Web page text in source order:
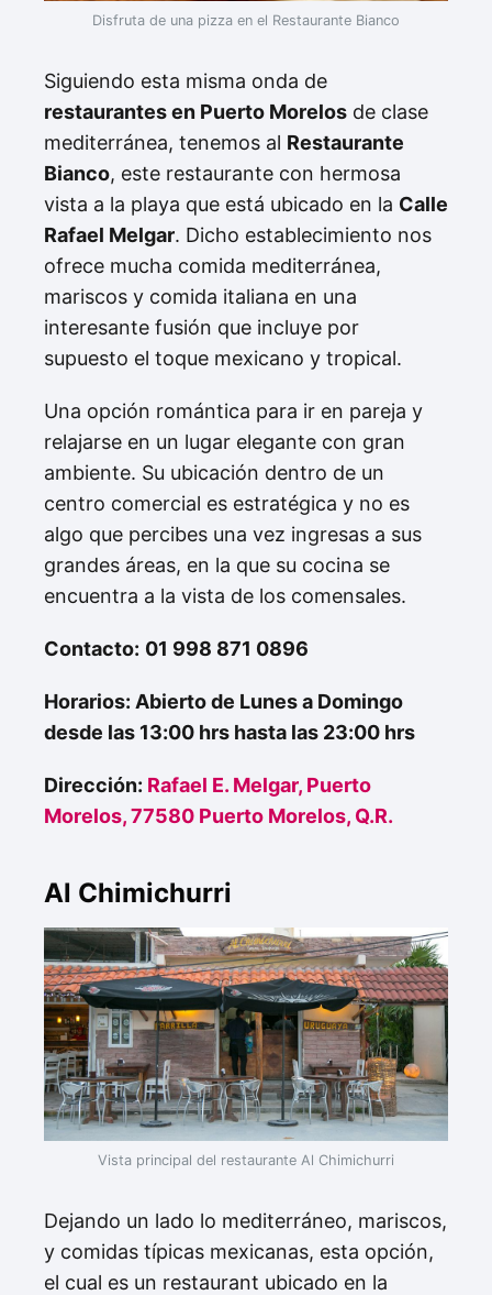
Disfruta de una pizza en el Restaurante Bianco
Siguiendo esta misma onda de
restaurantes en Puerto Morelos de clase
mediterránea, tenemos al Restaurante
Bianco, este restaurante con hermosa
vista a la playa que está ubicado en la Calle
Rafael Melgar. Dicho establecimiento nos
ofrece mucha comida mediterránea,
mariscos y comida italiana en una
interesante fusión que incluye por
supuesto el toque mexicano y tropical.
Una opción romántica para ir en pareja y
relajarse en un lugar elegante con gran
ambiente. Su ubicación dentro de un
centro comercial es estratégica y no es
algo que percibes una vez ingresas a sus
grandes áreas, en la que su cocina se
encuentra a la vista de los comensales.
Contacto: 01 998 871 0896
Horarios: Abierto de Lunes a Domingo
desde las 13:00 hrs hasta las 23:00 hrs
Dirección: Rafael E. Melgar, Puerto
Morelos, 77580 Puerto Morelos, Q.R.
Al Chimichurri
Vista principal del restaurante Al Chimichurri
Dejando un lado lo mediterráneo, mariscos,
y comidas típicas mexicanas, esta opción,
el cual es un restaurant ubicado en la